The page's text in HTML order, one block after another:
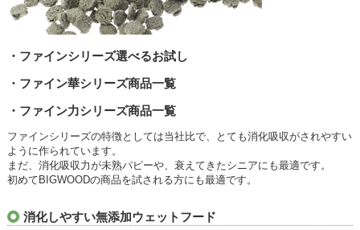
・ファインシリーズ選べるお試し
・ファイン華シリーズ商品一覧
・ファイン力シリーズ商品一覧
ファインシリーズの特徴としては当社比で、とても消化吸収がされやすい
ように作られています。
まだ、消化吸収力が未熟パピーや、衰えてきたシニアにも最適です。
初めてBIGWOODの商品を試される方にも最適です。
消化しやすい無添加ウェットフード